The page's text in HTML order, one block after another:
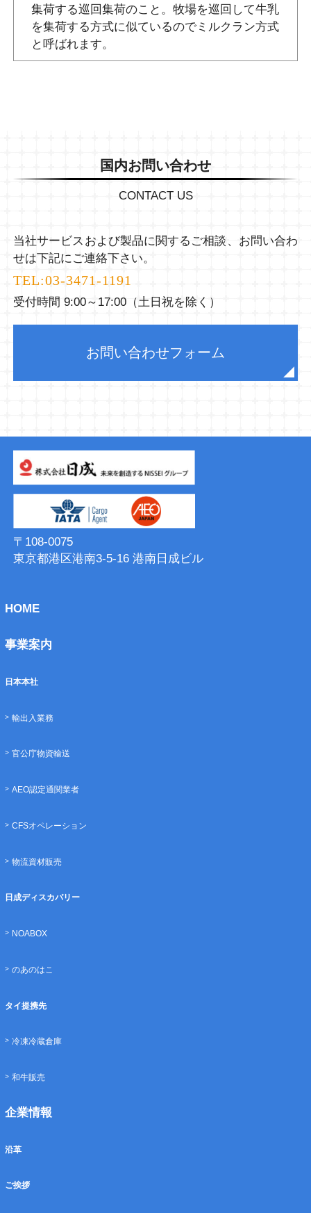
集荷する巡回集荷のこと。牧場を巡回して牛乳
を集荷する方式に似ているのでミルクラン方式
と呼ばれます。
国内お問い合わせ
CONTACT US
当社サービスおよび製品に関するご相談、お問い合わ
せは下記にご連絡下さい。
TEL:03-3471-1191
受付時間 9:00～17:00（土日祝を除く）
お問い合わせフォーム
〒108-0075
東京都港区港南3-5-16 港南⽇成ビル
HOME
事業案内
日本本社
輸出入業務
官公庁物資輸送
AEO認定通関業者
CFSオペレーション
物流資材販売
日成ディスカバリー
NOABOX
のあのはこ
タイ提携先
冷凍冷蔵倉庫
和牛販売
企業情報
沿革
ご挨拶